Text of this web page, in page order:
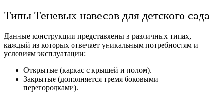
Типы Теневых навесов для детского сада
Данные конструкции представлены в различных типах,
каждый из которых отвечает уникальным потребностям и
условиям эксплуатации:
Открытые (каркас с крышей и полом).
Закрытые (дополняется тремя боковыми
перегородками).